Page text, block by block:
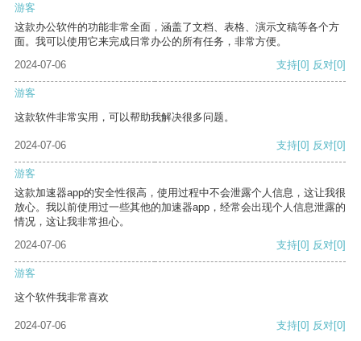
游客
这款办公软件的功能非常全面，涵盖了文档、表格、演示文稿等各个方
面。我可以使用它来完成日常办公的所有任务，非常方便。
2024-07-06
支持[0] 反对[0]
游客
这款软件非常实用，可以帮助我解决很多问题。
2024-07-06 支持[0] 反对[0]
游客
这款加速器app的安全性很高，使用过程中不会泄露个人信息，这让我很
放心。我以前使用过一些其他的加速器app，经常会出现个人信息泄露的
情况，这让我非常担心。
2024-07-06
支持[0] 反对[0]
游客
这个软件我非常喜欢
2024-07-06 支持[0] 反对[0]